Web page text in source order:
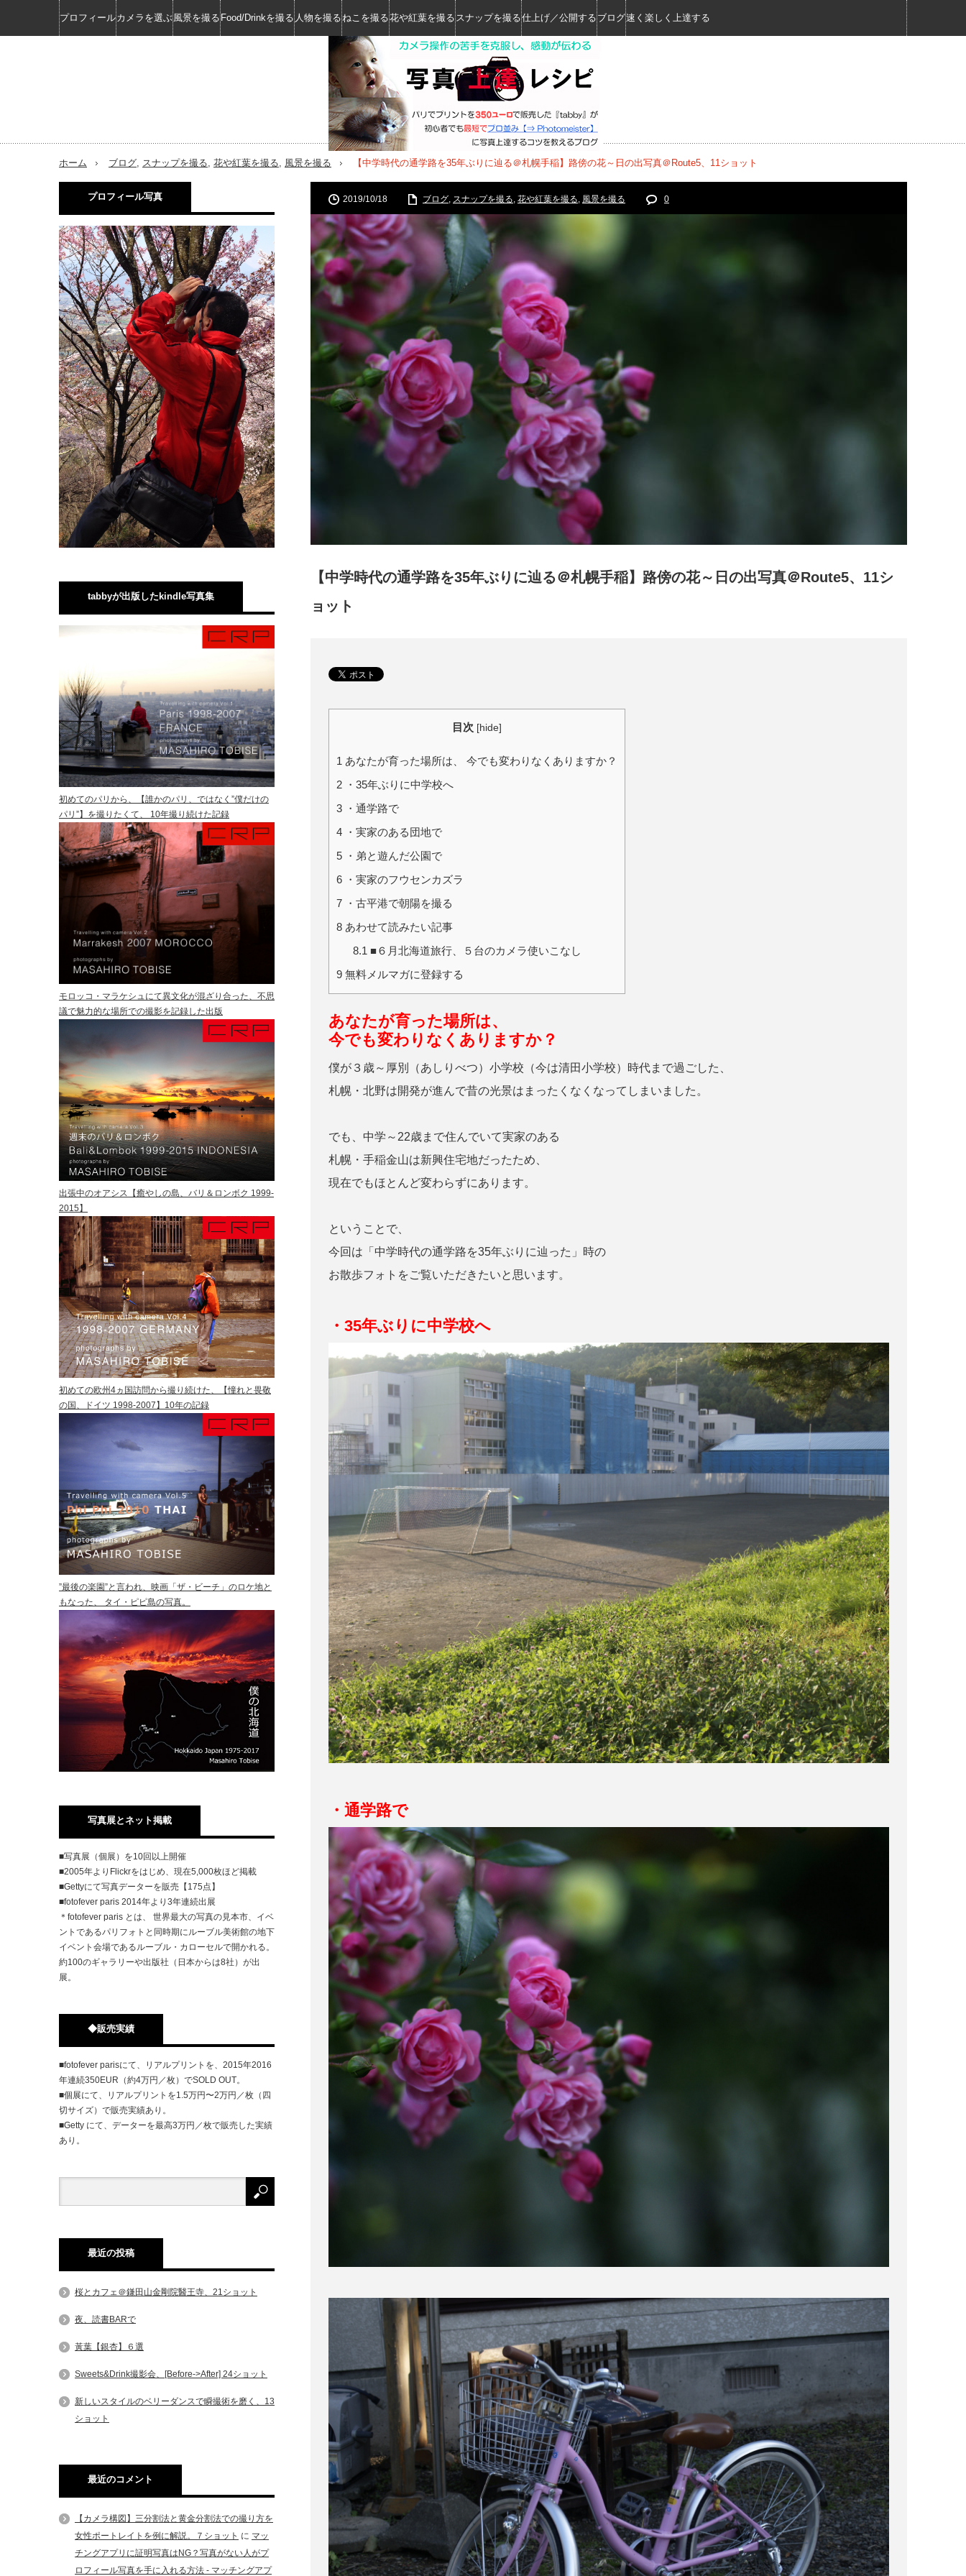
プロフィールカメラを選ぶ風景を撮る Food/Drinkを撮る 人物を撮るねこを撮る花や紅葉を撮る スナップを撮る仕上げ／公開する ブログ速く楽しく上達する
ホーム ブログ, スナップを撮る, 花や紅葉を撮る, 風景を撮る 【中学時代の通学路を35年ぶりに辿る＠札幌手稲】路傍の花～日の出写真＠Route5、11ショット
2019/10/18 ブログ, スナップを撮る, 花や紅葉を撮る, 風景を撮る 0
【中学時代の通学路を35年ぶりに辿る＠札幌手稲】路傍の花～日の出写真＠Route5、11シ
ョット
目次 [hide]
1 あなたが育った場所は、 今でも変わりなくありますか？
2 ・35年ぶりに中学校へ
3 ・通学路で
4 ・実家のある団地で
5 ・弟と遊んだ公園で
6 ・実家のフウセンカズラ
7 ・古平港で朝陽を撮る
8 あわせて読みたい記事
8.1 ■６月北海道旅行、５台のカメラ使いこなし
9 無料メルマガに登録する
あなたが育った場所は、
今でも変わりなくありますか？
僕が３歳～厚別（あしりべつ）小学校（今は清田小学校）時代まで過ごした、
札幌・北野は開発が進んで昔の光景はまったくなくなってしまいました。
でも、中学～22歳まで住んでいて実家のある
札幌・手稲金山は新興住宅地だったため、
現在でもほとんど変わらずにあります。
ということで、
今回は「中学時代の通学路を35年ぶりに辿った」時の
お散歩フォトをご覧いただきたいと思います。
・35年ぶりに中学校へ
・通学路で
プロフィール写真
tabbyが出版したkindle写真集
初めてのパリから、【誰かのパリ、ではなく”僕だけの
パリ”】を撮りたくて、 10年撮り続けた記録
モロッコ・マラケシュにて異文化が混ざり合った、不思
議で魅力的な場所での撮影を記録した出版
出張中のオアシス【癒やしの島、バリ＆ロンボク 1999-
2015】
初めての欧州4ヵ国訪問から撮り続けた、【憧れと畏敬
の国、ドイツ 1998-2007】10年の記録
”最後の楽園”と言われ、映画「ザ・ビーチ」のロケ地と
もなった、 タイ・ピピ島の写真。
写真展とネット掲載
■写真展（個展）を10回以上開催
■2005年よりFlickrをはじめ、現在5,000枚ほど掲載
■Gettyにて写真データーを販売【175点】
■fotofever paris 2014年より3年連続出展
＊fotofever paris とは、 世界最大の写真の見本市、イベ
ントであるパリフォトと同時期にルーブル美術館の地下
イベント会場であるルーブル・カローセルで開かれる。
約100のギャラリーや出版社（日本からは8社）が出
展。
◆販売実績
■fotofever parisにて、リアルプリントを、2015年2016
年連続350EUR（約4万円／枚）でSOLD OUT。
■個展にて、リアルプリントを1.5万円〜2万円／枚（四
切サイズ）で販売実績あり。
■Getty にて、データーを最高3万円／枚で販売した実績
あり。
最近の投稿
桜とカフェ＠鎌田山金剛院醫王寺、21ショット
夜、読書BARで
黃葉【銀杏】６選
Sweets&Drink撮影会、[Before->After] 24ショット
新しいスタイルのベリーダンスで瞬撮術を磨く、13
ショット
最近のコメント
【カメラ構図】三分割法と黄金分割法での撮り方を
女性ポートレイトを例に解説。７ショット に マッ
チングアプリに証明写真はNG？写真がない人がプ
ロフィール写真を手に入れる方法 - マッチングアプ